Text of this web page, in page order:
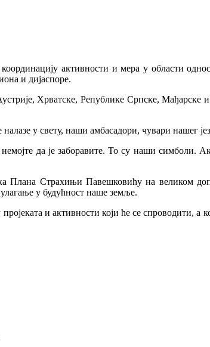
активности и мера у области
и дијаспоре.
Хрватске, Републике Српске,
у свету, наши амбасадори, чувари нашег
да је заборавите. То су наши симболи.
Плана Страхињи Павешковићу на великом
у будућност наше земље.
и активности који ће се спроводити, а